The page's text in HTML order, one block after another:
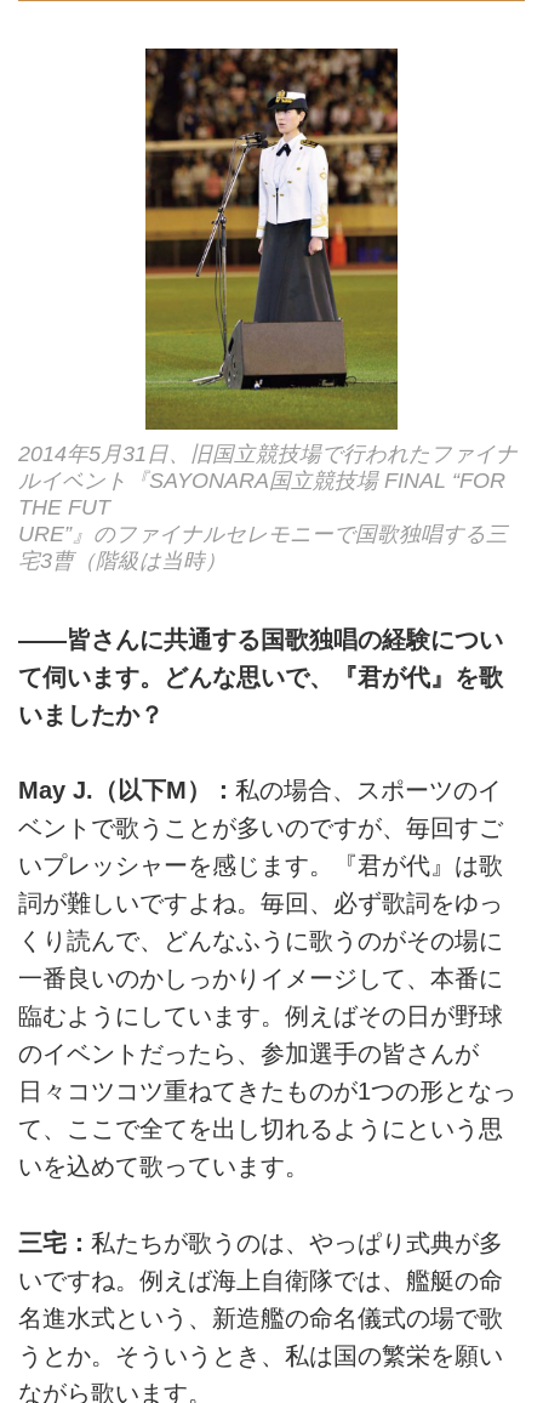
2014年5月31日、旧国立競技場で行われたファイナ
ルイベント『SAYONARA国立競技場 FINAL “FOR
THE FUT
URE”』のファイナルセレモニーで国歌独唱する三
宅3曹（階級は当時）
――皆さんに共通する国歌独唱の経験につい
て伺います。どんな思いで、『君が代』を歌
いましたか？
May J.（以下M）： 私の場合、スポーツのイ
ベントで歌うことが多いのですが、毎回すご
いプレッシャーを感じます。『君が代』は歌
詞が難しいですよね。毎回、必ず歌詞をゆっ
くり読んで、どんなふうに歌うのがその場に
一番良いのかしっかりイメージして、本番に
臨むようにしています。例えばその日が野球
のイベントだったら、参加選手の皆さんが
日々コツコツ重ねてきたものが1つの形となっ
て、ここで全てを出し切れるようにという思
いを込めて歌っています。
三宅： 私たちが歌うのは、やっぱり式典が多
いですね。例えば海上自衛隊では、艦艇の命
名進水式という、新造艦の命名儀式の場で歌
うとか。そういうとき、私は国の繁栄を願い
ながら歌います。